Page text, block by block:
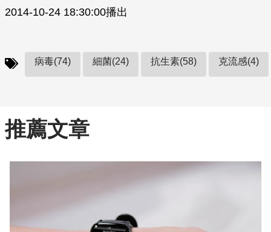
2014-10-24 18:30:00播出
病毒(74) 細菌(24) 抗生素(58) 克流感(4)
推薦文章